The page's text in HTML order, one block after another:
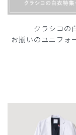
クラシコの
お揃いのユニフォ